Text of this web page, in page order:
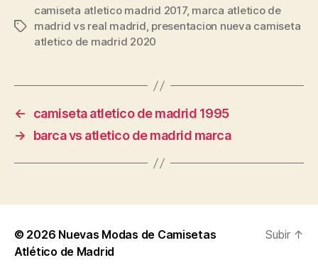
Etiquetas
camiseta atletico madrid 2017, marca atletico de
madrid vs real madrid, presentacion nueva camiseta
atletico de madrid 2020
←
camiseta atletico de madrid 1995
→
barca vs atletico de madrid marca
© 2026 Nuevas Modas de Camisetas
Atlético de Madrid
Subir ↑